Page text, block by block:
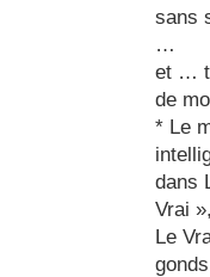
sans
…
et …
de
* Le
dans
Vrai
Le